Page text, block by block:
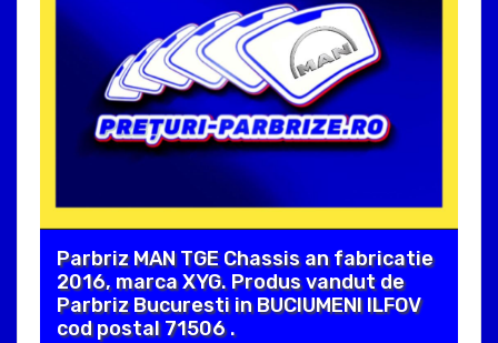
Parbriz MAN TGE Chassis an fabricatie
2016, marca XYG. Produs vandut de
Parbriz Bucuresti in BUCIUMENI ILFOV
cod postal 71506 .